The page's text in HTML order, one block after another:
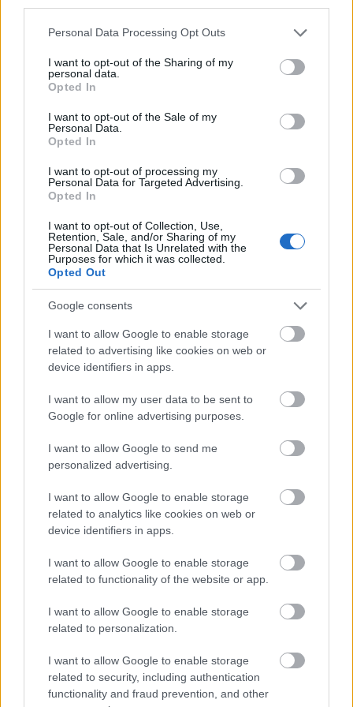
Please note that this website/app uses one or more Google
not limited to your visit or usage behaviour. You may click to
grant or deny consent to Google and its third-party tags to
use your data for below specified purposes in below Google
consent section.
Personal Data Processing Opt Outs
I want to opt-out of the Sharing of my
personal data.
Opted In
I want to opt-out of the Sale of my
Personal Data.
Opted In
I want to opt-out of processing my
Personal Data for Targeted Advertising.
Opted In
I want to opt-out of Collection, Use,
Retention, Sale, and/or Sharing of my
Personal Data that Is Unrelated with the
Purposes for which it was collected.
Opted Out
Google consents
I want to allow Google to enable storage
related to advertising like cookies on web or
device identifiers in apps.
I want to allow my user data to be sent to
Google for online advertising purposes.
I want to allow Google to send me
personalized advertising.
I want to allow Google to enable storage
related to analytics like cookies on web or
device identifiers in apps.
I want to allow Google to enable storage
related to functionality of the website or app.
I want to allow Google to enable storage
related to personalization.
I want to allow Google to enable storage
related to security, including authentication
functionality and fraud prevention, and other
kilesve kíváncsian tanulmányoztuk a leendő
A géppuska csak figyelmeztetni akart minket, hogy
egyelőre szót fogadtunk és elhelyezkedtünk az
árokban, az utolsó összefüggő erdő szélén, amely
csak erdőfoltok következnek megművelt
szántóföldekkel és népes falvakkal. Sehol ember. A
kukoricásban megszűnt a mozgás és csendes
várakozás következett. Innen már csak harcok árán
lehet továbbjutni.” – volt a megállapítás.
Egyelőre parancsok nem érkeztek. Lovró hátul
tartózkodott. Délután két óra tájban a konyha
lovacskái nyerítéssel jelezték, hogy hátunk mögött
várakoznak az ételes ládákkal, amelyek praktikus
főzőedények és szállítókészülékek voltak a lovacskák
hátára szerelve. A konyha lovasított részlege, tekintet
nélkül a terep nehézségeire, meg tudta közelíteni a
harcoló osztagokat és ha csak egy mód volt a
számvivő őrmesterünk és szakácsaink megkeresték a
törekvésben jó adag öncélúság is volt, mert az
általában irigyelt szakácsbeosztásukra nagyon
húsosfazékhoz, mindig szívesen látott tagjai voltak a
századnak. És ami szintén fontos tényező volt: a
postát is a konyha hozta magával. Most is a megunt
konzerv vagy rágós marhagulyás helyett felséges
szagú friss malacpörkölt illatát hozta felénk a szél.
Hátrább az erdőben folyt a kiosztás. Már három
szakasz megkapta a porcióját, amikor az első
gránátok bevágtak az erdőbe.
– Hogy a nyavalya törje ki ezeket a tüzéreket, már
bizonyosan megebédeltek – zúgolódott az egyik
sorban álló atyafi.
– Nem muszáj itt maradnod – ugratták a